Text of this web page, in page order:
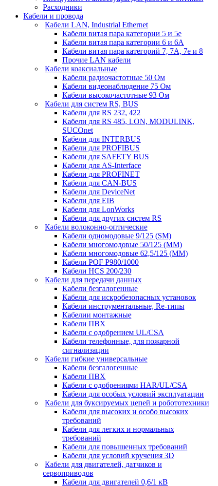
Расходники
Кабели и провода
Кабели LAN, Industrial Ethernet
Кабели витая пара категории 5 и 5е
Кабели витая пара категории 6 и 6A
Кабели витая пара категорий 7, 7А, 7е и 8
Прочие LAN кабели
Кабели коаксиальные
Кабели радиочастотные 50 Ом
Кабели видеонаблюдение 75 Ом
Кабели высокочастотные 93 Ом
Кабели для систем RS, BUS
Кабели для RS 232, 422
Кабели для RS 485, LON, MODULINK,
SUCOnet
Кабели для INTERBUS
Кабели для PROFIBUS
Кабели для SAFETY BUS
Кабели для AS-Interface
Кабели для PROFINET
Кабели для CAN-BUS
Кабели для DeviceNet
Кабели для EIB
Кабели для LonWorks
Кабели для других систем RS
Кабели волоконно-оптические
Кабели одномодовые 9/125 (SM)
Кабели многомодовые 50/125 (ММ)
Кабели многомодовые 62,5/125 (ММ)
Кабели POF P980/1000
Кабели HCS 200/230
Кабели для передачи данных
Кабели безгалогенные
Кабели для искробезопасных установок
Кабели инструментальные, Re-типы
Кабелии монтажные
Кабели ПВХ
Кабели с одобрением UL/CSA
Кабели телефонные, для пожарной
сигнализации
Кабели гибкие универсальные
Кабели безгалогенные
Кабели ПВХ
Кабели с одобрениями HAR/UL/CSA
Кабели для особых условий эксплуатации
Кабели для буксируемых цепей и робототехники
Кабели для высоких и особо высоких
требований
Кабели для легких и нормальных
требований
Кабели для повышенных требований
Кабели для условий кручения 3D
Кабели для двигателей, датчиков и
сервоприводов
Кабели для двигателей 0,6/1 кВ